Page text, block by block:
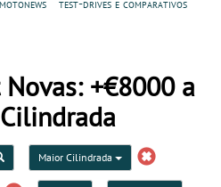
motonews
test-drives e comparativos
+€8000 a
Maior Cilindrada